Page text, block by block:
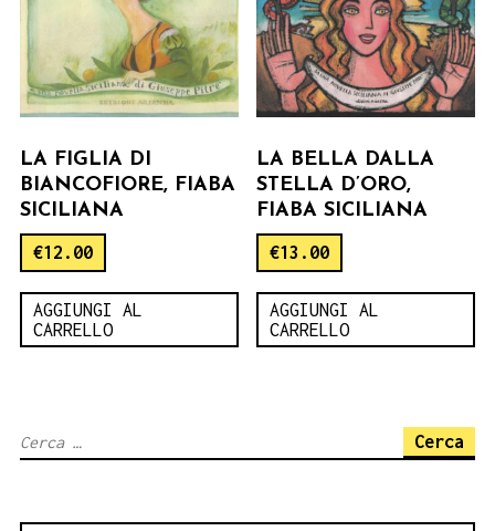
LA FIGLIA DI
BIANCOFIORE, FIABA
SICILIANA
€12.00
AGGIUNGI AL
CARRELLO
LA BELLA DALLA
STELLA D’ORO,
FIABA SICILIANA
€13.00
AGGIUNGI AL
CARRELLO
Ricerca